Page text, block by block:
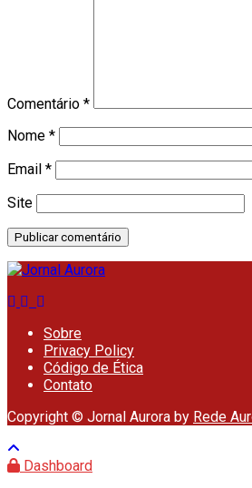
Comentário *
Nome *
Email *
Site
Sobre
Privacy Policy
Código de Ética
Contato
Copyright © Jornal Aurora by Rede
Dashboard